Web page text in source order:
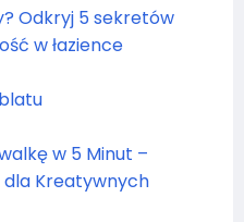
Odkryj 5 sekretów
w łazience
w 5 Minut –
Kreatywnych